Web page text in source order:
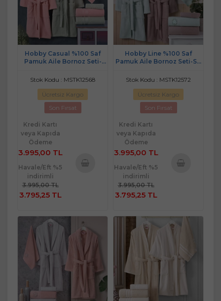
Hobby Casual %100 Saf
Pamuk Aile Bornoz Seti-
Stok Kodu : MSTK12568
Ücretsiz Kargo
Son Fırsat
Kredi Kartı
veya Kapıda
Ödeme
3.995,00 TL
Havale/Eft %5
indirimli
3.995,00 TL
3.795,25 TL
Hobby Line %100 Saf
Pamuk Aile Bornoz Seti-Su
Stok Kodu : MSTK12572
Ücretsiz Kargo
Son Fırsat
Kredi Kartı
veya Kapıda
Ödeme
3.995,00 TL
Havale/Eft %5
indirimli
3.995,00 TL
3.795,25 TL